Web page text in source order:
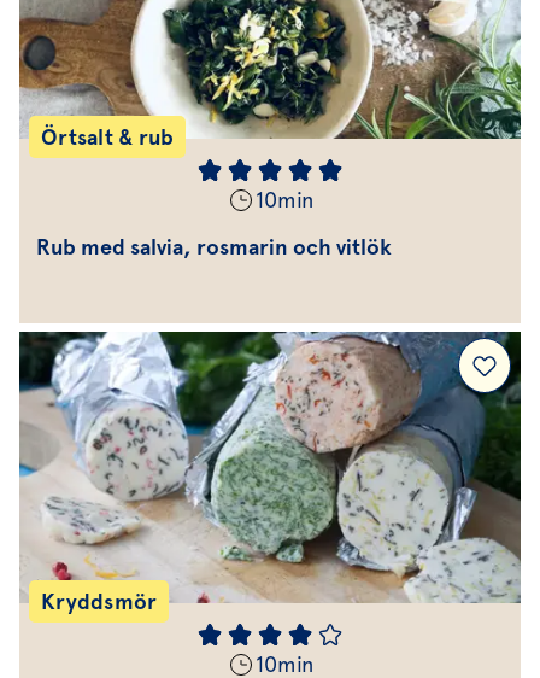
Örtsalt & rub
10min
Rub med salvia, rosmarin och vitlök
Kryddsmör
10min